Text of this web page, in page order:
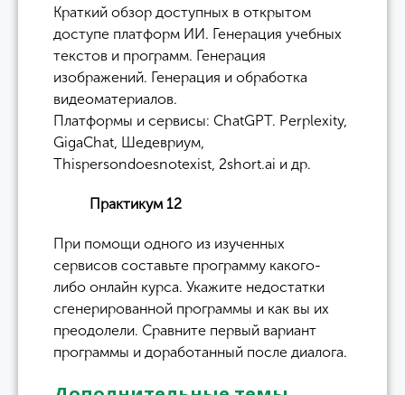
Краткий обзор доступных в открытом
доступе платформ ИИ. Генерация учебных
текстов и программ. Генерация
изображений. Генерация и обработка
видеоматериалов.
Платформы и сервисы: ChatGPT. Perplexity,
GigaChat, Шедевриум,
Thispersondoesnotexist, 2short.ai и др.
Практикум 12
При помощи одного из изученных
сервисов составьте программу какого-
либо онлайн курса. Укажите недостатки
сгенерированной программы и как вы их
преодолели. Сравните первый вариант
программы и доработанный после диалога.